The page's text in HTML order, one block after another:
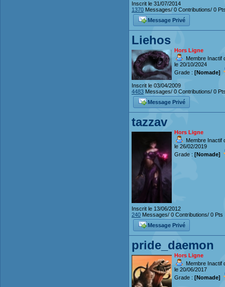
Inscrit le 31/07/2014
1370 Messages/ 0 Contributions/ 0
Message Privé
Liehos
Hors Ligne
Membre Inactif
le 20/10/2024
Grade : [Nomade]
Inscrit le 03/04/2009
4483 Messages/ 0 Contributions/ 0
Message Privé
tazzav
Hors Ligne
Membre Inactif
le 26/02/2019
Grade : [Nomade]
Inscrit le 13/06/2012
240 Messages/ 0 Contributions/ 0 Pts
Message Privé
pride_daemon
Hors Ligne
Membre Inactif
le 20/06/2017
Grade : [Nomade]